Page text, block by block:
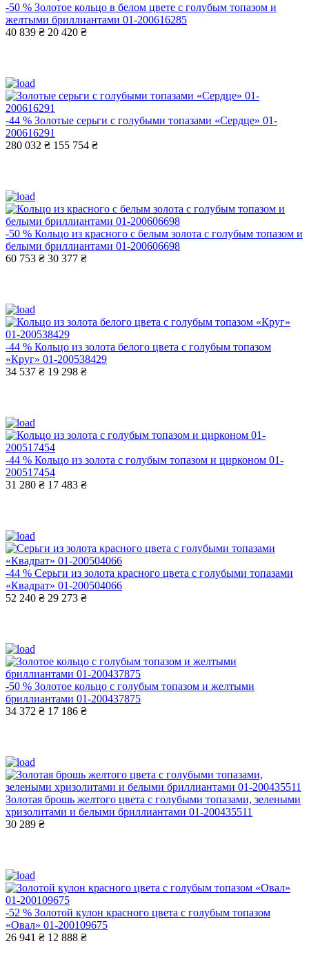
-50 % Золотое кольцо в белом цвете с голубым топазом и
желтыми бриллиантами 01-200616285
40 839 ₴ 20 420 ₴
-44 % Золотые серьги с голубыми топазами «Сердце» 01-
200616291
280 032 ₴ 155 754 ₴
-50 % Кольцо из красного с белым золота с голубым топазом и
белыми бриллиантами 01-200606698
60 753 ₴ 30 377 ₴
-44 % Кольцо из золота белого цвета с голубым топазом
«Круг» 01-200538429
34 537 ₴ 19 298 ₴
-44 % Кольцо из золота с голубым топазом и цирконом 01-
200517454
31 280 ₴ 17 483 ₴
-44 % Серьги из золота красного цвета с голубыми топазами
«Квадрат» 01-200504066
52 240 ₴ 29 273 ₴
-50 % Золотое кольцо с голубым топазом и желтыми
бриллиантами 01-200437875
34 372 ₴ 17 186 ₴
Золотая брошь желтого цвета с голубыми топазами, зелеными
хризолитами и белыми бриллиантами 01-200435511
30 289 ₴
-52 % Золотой кулон красного цвета с голубым топазом
«Овал» 01-200109675
26 941 ₴ 12 888 ₴